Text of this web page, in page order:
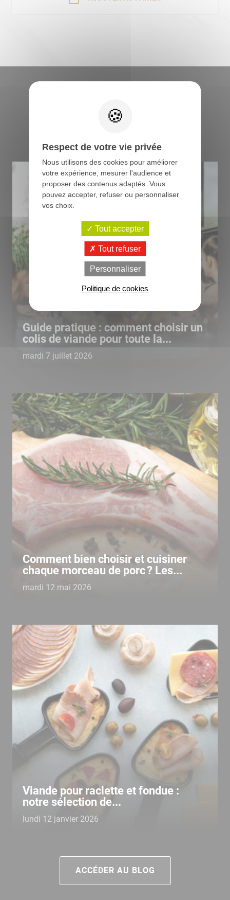
Retrouvez tous les
conseils du boucher
Guide pratique : comment choisir un
colis de viande pour toute la...
mardi 7 juillet 2026
Comment bien choisir et cuisiner
chaque morceau de porc ? Les...
mardi 12 mai 2026
Viande pour raclette et fondue :
notre sélection de...
lundi 12 janvier 2026
ACCÉDER AU BLOG
Respect de votre vie privée
Nous utilisons des cookies pour améliorer
votre expérience, mesurer l'audience et
proposer des contenus adaptés. Vous
pouvez accepter, refuser ou personnaliser
vos choix.
Tout accepter
Tout refuser
Personnaliser
Politique de cookies